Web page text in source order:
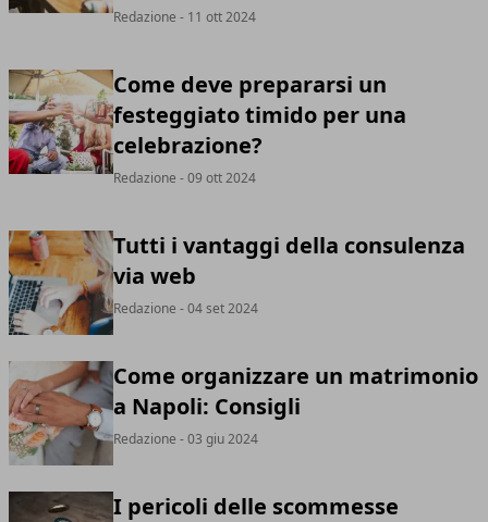
Redazione - 11 ott 2024
Come deve prepararsi un
festeggiato timido per una
celebrazione?
Redazione - 09 ott 2024
Tutti i vantaggi della consulenza
via web
Redazione - 04 set 2024
Come organizzare un matrimonio
a Napoli: Consigli
Redazione - 03 giu 2024
I pericoli delle scommesse